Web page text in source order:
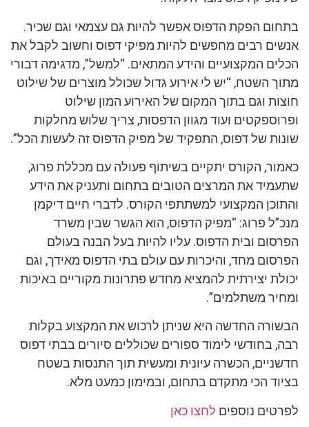
בתחום הפקת הדפוס אפשר להיות גם עצמאי וגם שכיר.
אנשים רבים מחפשים להיות מפיקי דפוס וחשוב לקבל את
הכלים המקצועיים והידע המתאים. “למשל”, מדגימה דבורי
מתוך השטח, “יש לי אירוע גדול שכולל מוצרים של שילוט
חוצות וגם בתוך המקום של האירוע המון שילוט
ופרוספקטים ועוד מגוון הדפסות, צריך שלוש מחלקות
שונות של דפוס, התפקיד של מפיק הדפוס זה לעשות הכל”.
כאמור, הקורס יתקיים בשיתוף פעולה עם מכללת פרוג,
שתעמיד את המרצים הטובים בתחום ותעניק את הידע
והתוכן המקצועי למשתתפי הקורס. לדברי חיים דיקמן
מנכ”ל פרוג: “מפיק הדפוס, הוא הגשר שבין משרד
הפרסום ובית הדפוס. עליו להיות בעל הבנה בעולם
הפרסום מחד, והיכרות עם עולם בתי הדפוס מאידך, וגם
יכולת יצירתית להמציא מחדש פתרונות מקוריים באיכות
ומחיר משתלמים”.
הבשורה החדשה היא שניתן לרכוש את המקצוע בקלות
רבה, בחודשי לימוד ספורים שכוללים סיורים בבתי דפוס
חדשניים, הכשרה עיונית ומעשית תוך התנסות בשטח
בציוד הכי מתקדם בתחום, ובמימון כמעט מלא.
לפרטים נוספים לחצו כאן